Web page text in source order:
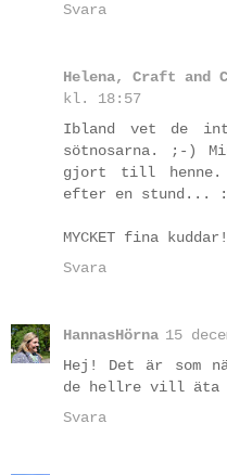
Svara
Helena, Craft and
kl. 18:57
Ibland vet de
sötnosarna. ;-)
gjort till henne.
efter en stund...
MYCKET fina kuddar!
Svara
HannasHörna 15
Hej! Det är som
de hellre vill äta
Svara